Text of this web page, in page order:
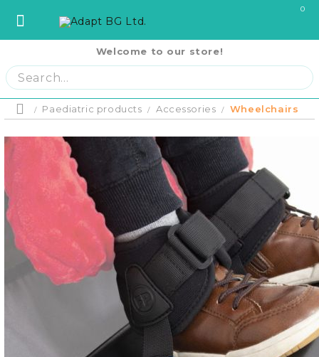
ул. Три Уши 121
Пловдив
Варна ул. Илинден 9
Бургас жк. Славейков, бл. 157
Ст. Загора бул. П. Евтимий 141
В. Търново ул. Полтава 3
Русе бул. Придунавски 58
Плевен бул. Русе 2
Кърджали ул. Сан Стефано 13
Благоевградул. Рилски езера 4
Шумен бул. Симеон Велики 69
Пазарджик ул. Тодор Мумджиев 3
ул. Добри Чинтулов 3
ул. Отец Паисий 5
София 02 442 0424
Варна 052 671144
Бургас 056 590 591
Ст. Загора 042 250250
В. Търново 062 620062
Русе 082 820 221
Плевен 064 678855
Кърджали 0876 353153
Благоевград0876 060058
Шумен 0876 482806
Пазарджик 0877 074226
Сливен 0877 673606
Добрич 0876 514422
0
Welcome to our store!
Home
PRODUCTS
RENTAL EQUIPMENT
COVID-19 Products
New Products
Paediatric products Accessories Wheelchairs
Отложено
Плащане на
си на
месечни
Плащане на
равни
2000 лв.